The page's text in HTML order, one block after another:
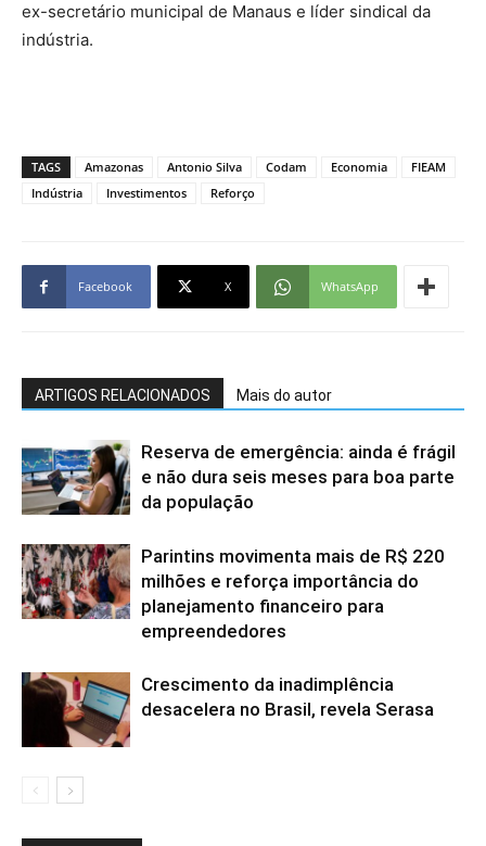
ex-secretário municipal de Manaus e líder sindical da
indústria.
TAGS Amazonas Antonio Silva Codam Economia
FIEAM
Indústria
Investimentos Reforço
Facebook X WhatsApp
ARTIGOS RELACIONADOS Mais do autor
Reserva de emergência: ainda é frágil
e não dura seis meses para boa parte
da população
Parintins movimenta mais de R$ 220
milhões e reforça importância do
planejamento financeiro para
empreendedores
Crescimento da inadimplência
desacelera no Brasil, revela Serasa